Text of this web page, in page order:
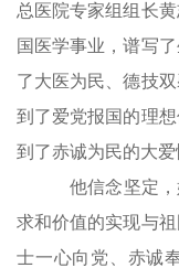
总医院专家组组长
国医学事业，谱写
了大医为民、德技
到了爱党报国的理
到了赤诚为民的大爱
他信念坚定，
求和价值的实现与
士一心向党、赤诚